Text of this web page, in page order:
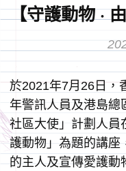
【守護動物 ·
於2021年7月26日，
年警訊人員及港島總
社區大使」計劃人員
護動物」為題的講座
的主人及宣傳愛護動